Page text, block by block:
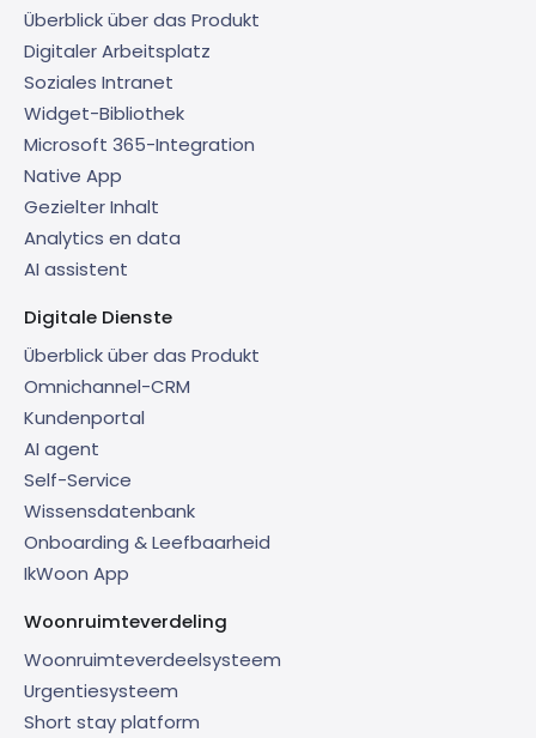
Überblick über das Produkt
Digitaler Arbeitsplatz
Soziales Intranet
Widget-Bibliothek
Microsoft 365-Integration
Native App
Gezielter Inhalt
Analytics en data
AI assistent
Digitale Dienste
Überblick über das Produkt
Omnichannel-CRM
Kundenportal
AI agent
Self-Service
Wissensdatenbank
Onboarding & Leefbaarheid
IkWoon App
Woonruimteverdeling
Woonruimteverdeelsysteem
Urgentiesysteem
Short stay platform